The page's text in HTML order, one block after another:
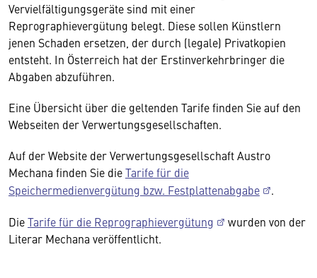
Vervielfältigungsgeräte sind mit einer
Reprographievergütung belegt. Diese sollen Künstlern
jenen Schaden ersetzen, der durch (legale) Privatkopien
entsteht. In Österreich hat der Erstinverkehrbringer die
Abgaben abzuführen.
Eine Übersicht über die geltenden Tarife finden Sie auf den
Webseiten der Verwertungsgesellschaften.
Auf der Website der Verwertungsgesellschaft Austro
Mechana finden Sie dieTarife für die
Speichermedienvergütung bzw. Festplattenabgabe
.
DieTarife für die Reprographievergütung
wurden von der
Literar Mechana veröffentlicht.